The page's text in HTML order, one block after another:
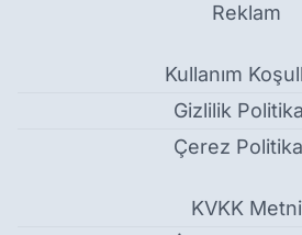
Reklam
Kullanım
Gizlilik
Çerez
KVKK Metni